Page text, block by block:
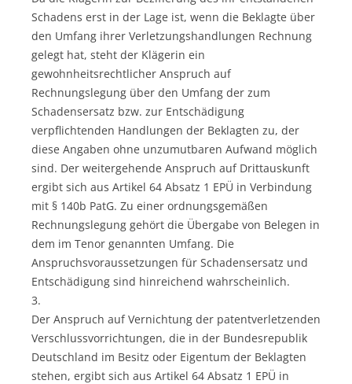
Schadens erst in der Lage ist, wenn die Beklagte über
den Umfang ihrer Verletzungshandlungen Rechnung
gelegt hat, steht der Klägerin ein
gewohnheitsrechtlicher Anspruch auf
Rechnungslegung über den Umfang der zum
Schadensersatz bzw. zur Entschädigung
verpflichtenden Handlungen der Beklagten zu, der
diese Angaben ohne unzumutbaren Aufwand möglich
sind. Der weitergehende Anspruch auf Drittauskunft
ergibt sich aus Artikel 64 Absatz 1 EPÜ in Verbindung
mit § 140b PatG. Zu einer ordnungsgemäßen
Rechnungslegung gehört die Übergabe von Belegen in
dem im Tenor genannten Umfang. Die
Anspruchsvoraussetzungen für Schadensersatz und
Entschädigung sind hinreichend wahrscheinlich.
3.
Der Anspruch auf Vernichtung der patentverletzenden
Verschlussvorrichtungen, die in der Bundesrepublik
Deutschland im Besitz oder Eigentum der Beklagten
stehen, ergibt sich aus Artikel 64 Absatz 1 EPÜ in